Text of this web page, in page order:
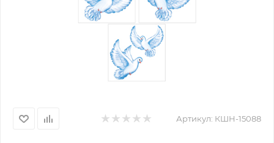
Артикул: КШН-15088